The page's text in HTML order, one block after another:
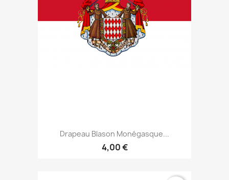
Drapeau Blason Monégasque...
4,00 €